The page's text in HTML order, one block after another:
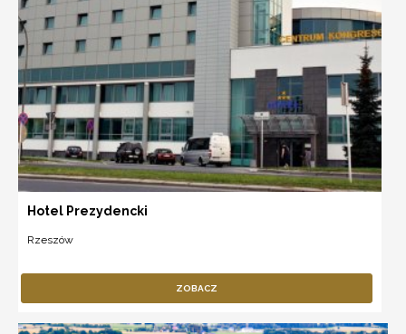
Hotel Prezydencki
Rzeszów
ZOBACZ